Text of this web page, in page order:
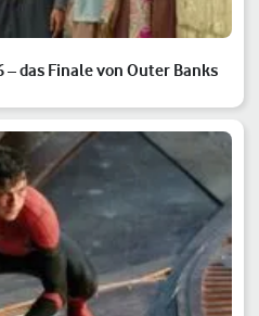
das Finale von Outer Banks